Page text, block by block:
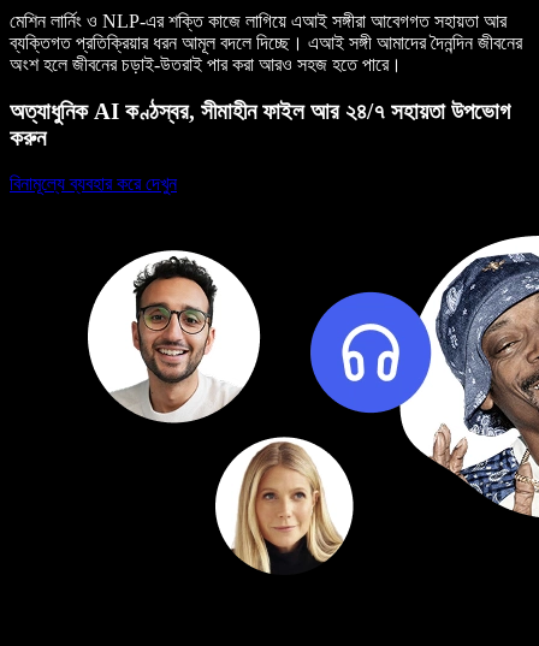
মেশিন লার্নিং ও NLP-এর শক্তি কাজে লাগিয়ে এআই সঙ্গীরা আবেগগত সহায়তা আর
ব্যক্তিগত প্রতিক্রিয়ার ধরন আমূল বদলে দিচ্ছে। এআই সঙ্গী আমাদের দৈনন্দিন জীবনের
অংশ হলে জীবনের চড়াই-উতরাই পার করা আরও সহজ হতে পারে।
অত্যাধুনিক AI কণ্ঠস্বর, সীমাহীন ফাইল আর ২৪/৭ সহায়তা উপভোগ
করুন
বিনামূল্যে ব্যবহার করে দেখুন